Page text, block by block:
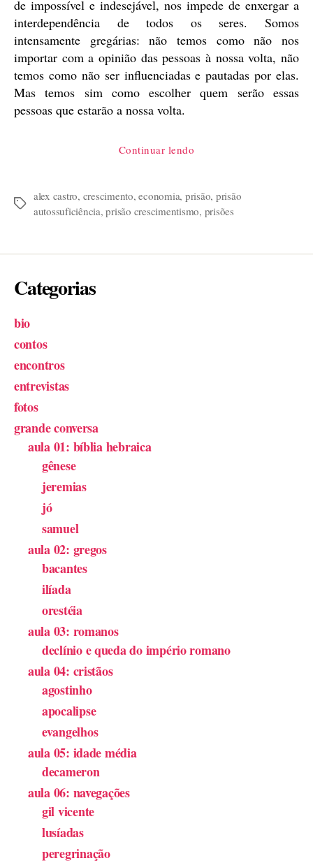
de impossível e indesejável, nos impede de enxergar a
interdependência de todos os seres. Somos
intensamente gregárias: não temos como não nos
importar com a opinião das pessoas à nossa volta, não
temos como não ser influenciadas e pautadas por elas.
Mas temos sim como escolher quem serão essas
pessoas que estarão a nossa volta.
Continuar lendo
Tags
alex castro, crescimento,economia, prisão, prisão
autossuficiência,prisão crescimentismo, prisões
Categorias
bio
contos
encontros
entrevistas
fotos
grande conversa
aula 01: bíblia hebraica
gênese
jeremias
jó
samuel
aula 02: gregos
bacantes
ilíada
orestéia
aula 03: romanos
declínio e queda do império romano
aula 04: cristãos
agostinho
apocalipse
evangelhos
aula 05: idade média
decameron
aula 06: navegações
gil vicente
lusíadas
peregrinação